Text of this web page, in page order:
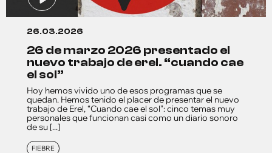
26.03.2026
26 de marzo 2026 presentado el
nuevo trabajo de erel. “cuando cae
el sol”
Hoy hemos vivido uno de esos programas que se
quedan. Hemos tenido el placer de presentar el nuevo
trabajo de Erel, “Cuando cae el sol”: cinco temas muy
personales que funcionan casi como un diario sonoro
de su [...]
FIEBRE